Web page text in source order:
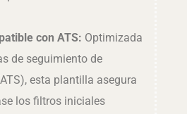
con ATS: Optimizada
de seguimiento de
esta plantilla asegura
los filtros iniciales